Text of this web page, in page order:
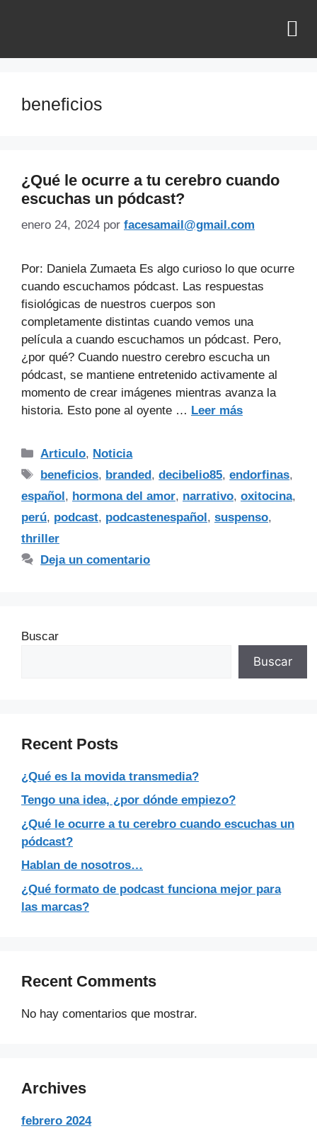
beneficios
¿Qué le ocurre a tu cerebro cuando
escuchas un pódcast?
enero 24, 2024 por facesamail@gmail.com
Por: Daniela Zumaeta Es algo curioso lo que ocurre
cuando escuchamos pódcast. Las respuestas
fisiológicas de nuestros cuerpos son
completamente distintas cuando vemos una
película a cuando escuchamos un pódcast. Pero,
¿por qué? Cuando nuestro cerebro escucha un
pódcast, se mantiene entretenido activamente al
momento de crear imágenes mientras avanza la
historia. Esto pone al oyente … Leer más
Articulo, Noticia
beneficios, branded,decibelio85,endorfinas,
español, hormona del amor, narrativo, oxitocina,
perú, podcast, podcastenespañol, suspenso,
thriller
Deja un comentario
Buscar
Buscar
Recent Posts
¿Qué es la movida transmedia?
Tengo una idea, ¿por dónde empiezo?
¿Qué le ocurre a tu cerebro cuando escuchas un
pódcast?
Hablan de nosotros…
¿Qué formato de podcast funciona mejor para
las marcas?
Recent Comments
No hay comentarios que mostrar.
Archives
febrero 2024